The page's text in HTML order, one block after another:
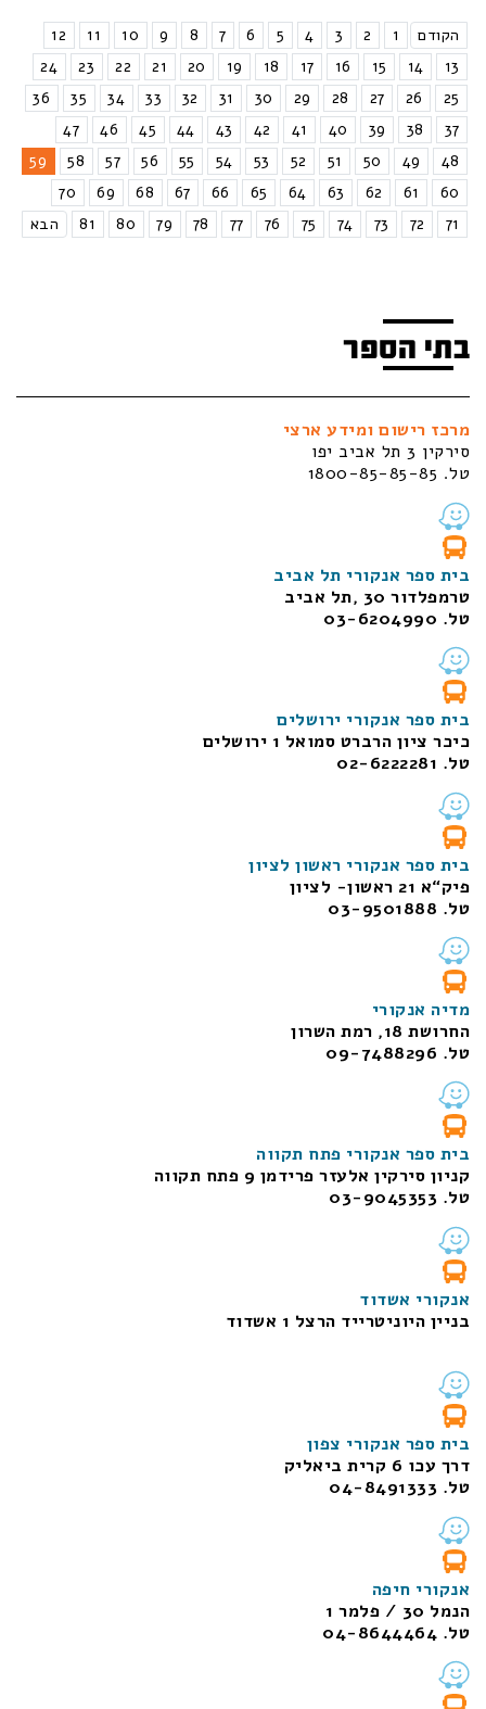
הקודם 1
2
3
4
5
6
7
8
9
10
11
12
13
14
15
16
17
18
19
20
21
22
23
24
25
26
27
28
29
30
31
32
33
34
35
36
37
38
39
40
41
42
43
44
45
46
47
48
49
50
51
52
53
54
55
56
57
58
59
60
61
62
63
64
65
66
67
68
69
70
71
72
73
74
75
76
77
78
79
80
81 הבא
בתי הספר
מרכז רישום ומידע ארצי
סירקין 3 תל אביב יפו
טל. 1800-85-85-85
בית ספר אנקורי תל אביב
טרמפלדור 30 ,תל אביב
טל. 03-6204990
בית ספר אנקורי ירושלים
כיכר ציון הרברט סמואל 1
ירושלים
טל. 02-6222281
בית ספר אנקורי ראשון לציון
פיק“א 21 ראשון- לציון
טל. 03-9501888
מדיה אנקורי
החרושת 18, רמת השרון
טל. 09-7488296
בית ספר אנקורי פתח תקווה
קניון סירקין אלעזר פרידמן 9 פתח תקווה
טל. 03-9045353
אנקורי אשדוד
בניין היוניטרייד הרצל 1 אשדוד
בית ספר אנקורי צפון
דרך עכו 6 קרית ביאליק
טל. 04-8491333
אנקורי חיפה
הנמל 30 / פלמר 1
טל. 04-8644464